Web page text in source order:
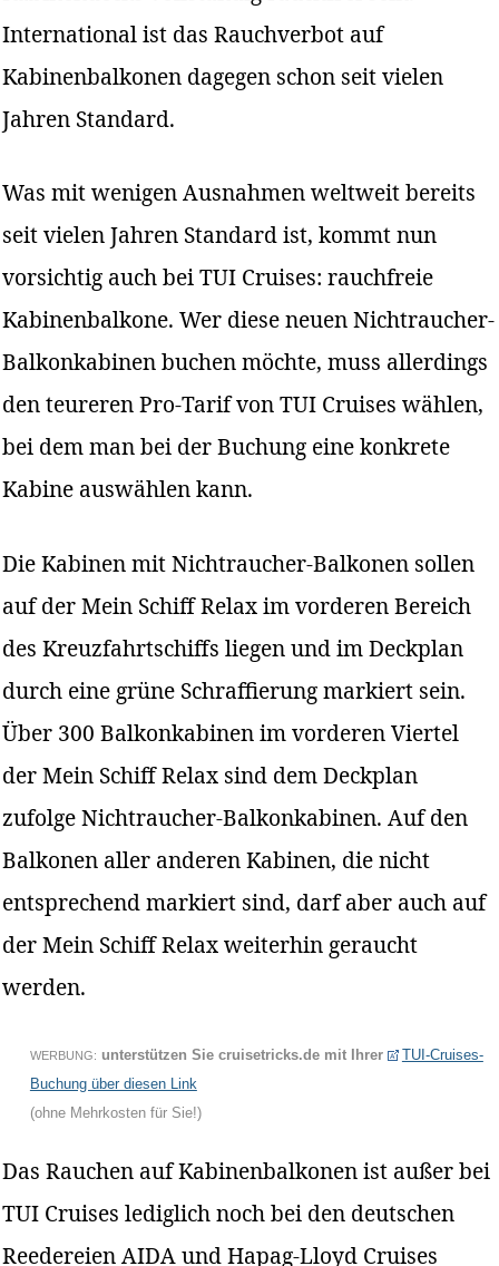
International ist das Rauchverbot auf
Kabinenbalkonen dagegen schon seit vielen
Jahren Standard.
Was mit wenigen Ausnahmen weltweit bereits
seit vielen Jahren Standard ist, kommt nun
vorsichtig auch bei TUI Cruises: rauchfreie
Kabinenbalkone. Wer diese neuen Nichtraucher-
Balkonkabinen buchen möchte, muss allerdings
den teureren Pro-Tarif von TUI Cruises wählen,
bei dem man bei der Buchung eine konkrete
Kabine auswählen kann.
Die Kabinen mit Nichtraucher-Balkonen sollen
auf der Mein Schiff Relax im vorderen Bereich
des Kreuzfahrtschiffs liegen und im Deckplan
durch eine grüne Schraffierung markiert sein.
Über 300 Balkonkabinen im vorderen Viertel
der Mein Schiff Relax sind dem Deckplan
zufolge Nichtraucher-Balkonkabinen. Auf den
Balkonen aller anderen Kabinen, die nicht
entsprechend markiert sind, darf aber auch auf
der Mein Schiff Relax weiterhin geraucht
werden.
WERBUNG: unterstützen Sie cruisetricks.de mit Ihrer
TUI-Cruises-
Buchung über diesen Link
(ohne Mehrkosten für Sie!)
Das Rauchen auf Kabinenbalkonen ist außer bei
TUI Cruises lediglich noch bei den deutschen
Reedereien AIDA und Hapag-Lloyd Cruises